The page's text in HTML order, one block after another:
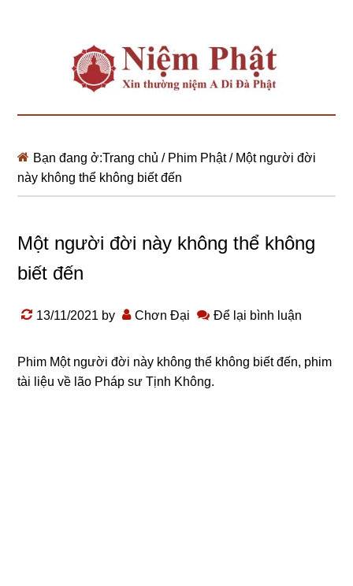
Bạn đang ở:Trang chủ / Phim Phật /Một người đời
này không thể không biết đến
Một người đời này không thể không
biết đến
13/11/2021 by Chơn Đại Để lại bình luận
Phim Một người đời này không thể không biết đến, phim
tài liệu về lão Pháp sư Tịnh Không.